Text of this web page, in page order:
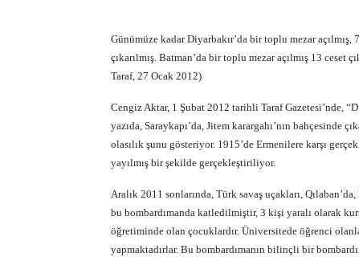
Günümüze kadar Diyarbakır’da bir toplu mezar açılmış,
çıkarılmış. Batman’da bir toplu mezar açılmış 13 ceset
Taraf, 27 Ocak 2012)
Cengiz Aktar, 1 Şubat 2012 tarihli Taraf Gazetesi’nde,
yazıda, Saraykapı’da, Jitem karargahı’nın
olasılık şunu gösteriyor. 1915’de Ermenilere karşı
yayılmış bir şekilde gerçekleştiriliyor.
Aralık 2011 sonlarında, Türk savaş uçakları,
bu bombardımanda katledilmiştir, 3 kişi yaralı olarak
öğretiminde olan çocuklardır. Üniversitede öğrenci
yapmaktadırlar. Bu bombardımanın bilinçli bir